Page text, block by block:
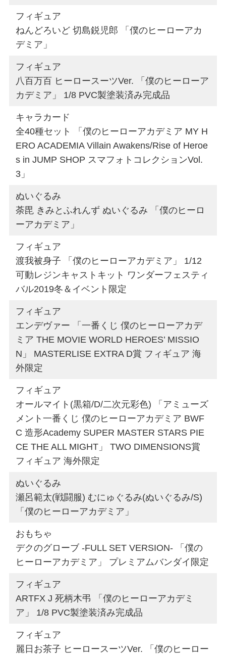
フィギュア
ねんどろいど 切島鋭児郎 「僕のヒーローアカ
デミア」
フィギュア
八百万百 ヒーロースーツVer. 「僕のヒーローア
カデミア」 1/8 PVC製塗装済み完成品
キャラカード
全40種セット 「僕のヒーローアカデミア MY H
ERO ACADEMIA Villain Awakens/Rise of Heroe
s in JUMP SHOP スマフォトコレクションVol.
3」
ぬいぐるみ
荼毘 きみとふれんず ぬいぐるみ 「僕のヒーロ
ーアカデミア」
フィギュア
渡我被身子 「僕のヒーローアカデミア」 1/12
可動レジンキャストキット ワンダーフェスティ
バル2019冬＆イベント限定
フィギュア
エンデヴァー 「一番くじ 僕のヒーローアカデ
ミア THE MOVIE WORLD HEROES’ MISSIO
N」 MASTERLISE EXTRA D賞 フィギュア 海
外限定
フィギュア
オールマイト(黒箱/D/二次元彩色) 「アミューズ
メント一番くじ 僕のヒーローアカデミア BWF
C 造形Academy SUPER MASTER STARS PIE
CE THE ALL MIGHT」 TWO DIMENSIONS賞
フィギュア 海外限定
ぬいぐるみ
瀬呂範太(戦闘服) むにゅぐるみ(ぬいぐるみ/S)
「僕のヒーローアカデミア」
おもちゃ
デクのグローブ -FULL SET VERSION- 「僕の
ヒーローアカデミア」 プレミアムバンダイ限定
フィギュア
ARTFX J 死柄木弔 「僕のヒーローアカデミ
ア」 1/8 PVC製塗装済み完成品
フィギュア
麗日お茶子 ヒーロースーツVer. 「僕のヒーロー